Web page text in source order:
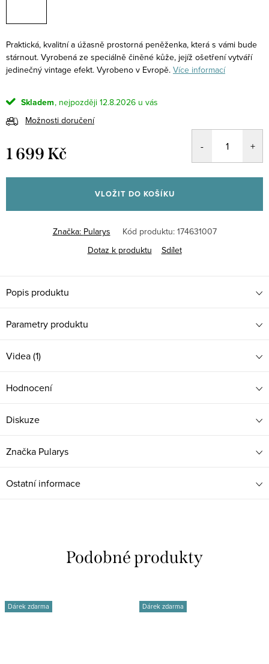
Praktická, kvalitní a úžasně prostorná peněženka, která s vámi bude
stárnout. Vyrobená ze speciálně činěné kůže, jejíž ošetření vytváří
jedinečný vintage efekt. Vyrobeno v Evropě. Více informací
Skladem
12.8.2026
Možnosti doručení
1 699 Kč
cena:
VLOŽIT DO KOŠÍKU
Značka: Pularys Kód produktu: 174631007
Dotaz k produktu
Sdílet
Popis produktu
Parametry produktu
Videa (1)
Hodnocení
Diskuze
Značka Pularys
Ostatní informace
Dárek zdarma Dárek zdarma